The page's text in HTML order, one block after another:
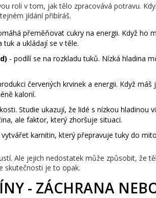
roli v tom, jak tělo zpracovává potravu.
jídání přibíráš.
přeměňovat cukry na energii. Když ho
tuk a ukládají se v těle.
- podílí se na rozkladu tuků. Nízká hladina
červených krvinek a energii. Když
kalorií.
Studie ukazují, že lidé s nízkou
ale faktor, který zhoršuje situaci.
karnitin, který přepravuje tuky do
Ale jejich nedostatek může způsobit, že
skutečnosti je to opak.
- ZÁCHRANA